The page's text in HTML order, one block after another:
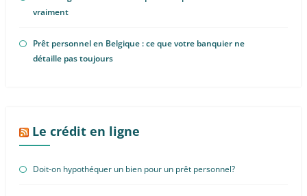
vraiment
Prêt personnel en Belgique : ce que votre banquier ne
détaille pas toujours
Le crédit en ligne
Doit-on hypothéquer un bien pour un prêt personnel?